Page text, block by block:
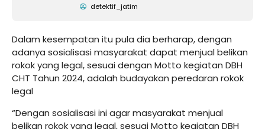
detektif_jatim
Dalam kesempatan itu pula dia berharap, dengan
adanya sosialisasi masyarakat dapat menjual belikan
rokok yang legal, sesuai dengan Motto kegiatan DBH
CHT Tahun 2024, adalah budayakan peredaran rokok
legal
“Dengan sosialisasi ini agar masyarakat menjual
belikan rokok yang legal, sesuai Motto kegiatan DBH